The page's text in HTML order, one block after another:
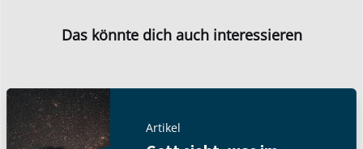
Das könnte dich auch interessieren
Artikel